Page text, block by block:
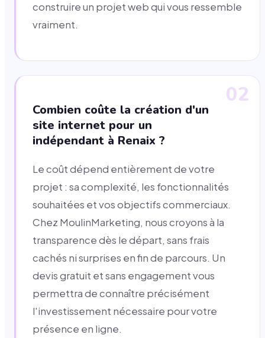
construire un projet web qui vous ressemble
vraiment.
02
Combien coûte la création d'un
site internet pour un
indépendant à Renaix ?
Le coût dépend entièrement de votre
projet : sa complexité, les fonctionnalités
souhaitées et vos objectifs commerciaux.
Chez MoulinMarketing, nous croyons à la
transparence dès le départ, sans frais
cachés ni surprises en fin de parcours. Un
devis gratuit et sans engagement vous
permettra de connaître précisément
l'investissement nécessaire pour votre
présence en ligne.